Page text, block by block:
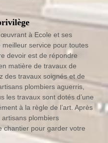
œuvrant à Ecole et ses
meilleur service pour toutes
devoir est de répondre
matière de travaux de
des travaux soignés et de
plombiers aguerris,
les travaux sont dotés d’une
à la règle de l’art. Après
plombiers
chantier pour garder votre